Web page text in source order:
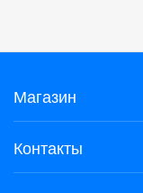
Магазин
Контакты